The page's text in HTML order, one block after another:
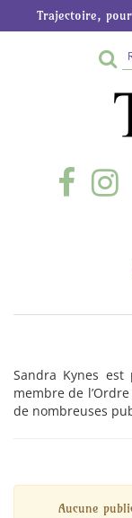
Trajectoire,
Sandra Kynes
membre de
de nombreuses
Aucune